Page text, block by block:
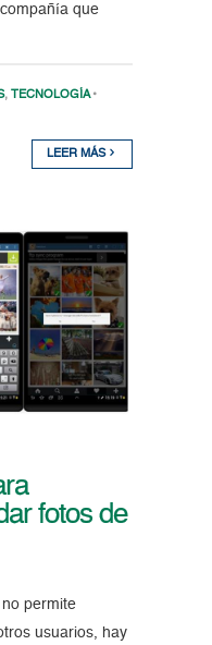
que
, TECNOLOGÍA •
LEER MÁS
fotos de
permite
usuarios, hay